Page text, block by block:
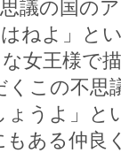
議の国の
はねよ」と
な女王様で
この不思
うよ」と
ある仲良